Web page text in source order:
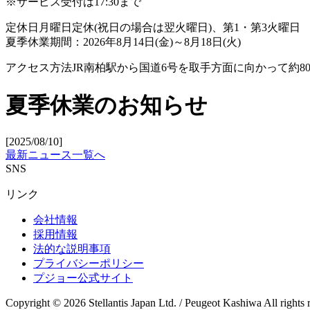
定休日 月曜日定休(祝日の場合は翌火曜日)、第1・第3火曜日
夏季休業期間：2026年8月14日(金)～8月18日(火)
アクセス方法JR南柏駅から国道6号を取手方面に向かって約
夏季休業のお知らせ
[2025/08/10]
最新ニュース一覧へ
SNS
リンク
会社情報
採用情報
法的な説明事項
プライバシーポリシー
プジョー公式サイト
Copyright © 2026 Stellantis Japan Ltd. / Peugeot Kashiwa All rights